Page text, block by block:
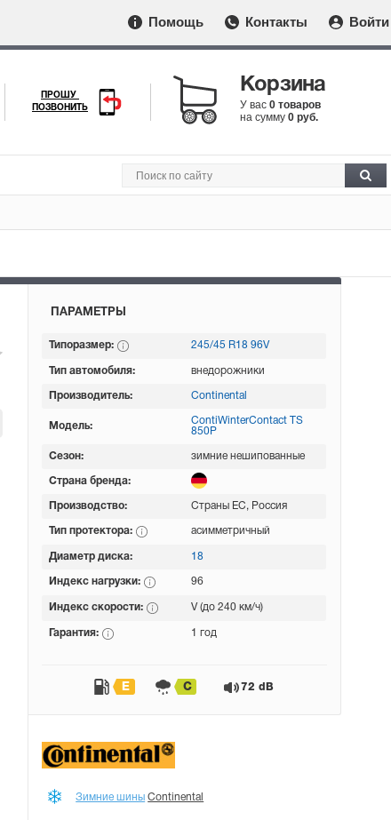
Помощь Контакты Войти
ПРОШУ
ПОЗВОНИТЬ
Корзина
У вас 0 товаров
на сумму 0 руб.
ПАРАМЕТРЫ
Типоразмер: 245/45 R18 96V
Тип автомобиля: внедорожники
Производитель: Continental
Модель:
ContiWinterContact TS
850P
Сезон: зимние нешипованные
Страна бренда:
Производство: Страны ЕС, Россия
Тип протектора: асимметричный
Диаметр диска: 18
Индекс нагрузки: 96
Индекс скорости: V (до 240 км/ч)
Гарантия: 1 год
E C 72 dB
Зимние шины Continental